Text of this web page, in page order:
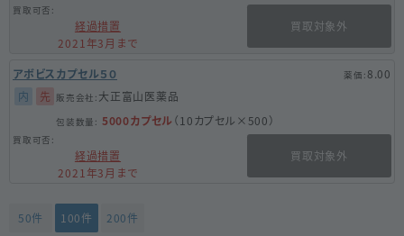
経過措置
2021年3月まで
買取対象外
内 先
アボビスカプセル５０ 8.00
5000カプセル（10カプセル×500）
大正富山医薬品
経過措置
2021年3月まで
買取対象外
50件 100件 200件